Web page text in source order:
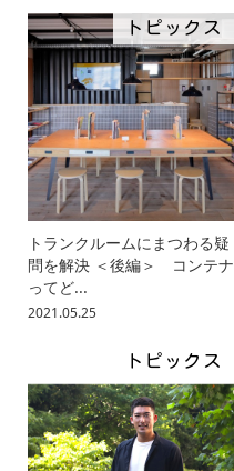
トピックス
トランクルームにまつわる疑
問を解決 ＜後編＞ コンテナ
ってど...
2021.05.25
トピックス